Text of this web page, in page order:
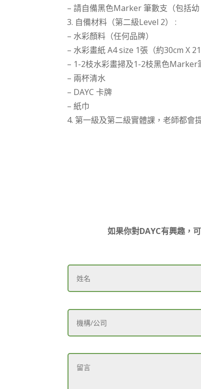
– 請自備黑色Marker 筆數支（包括
3. 自備材料（第二級Level 2） :
– 水彩顏料（任何品牌）
– 水彩畫紙 A4 size 1張（約30cm X
– 1-2枝水彩畫掃及1-2枝黑色Marker
– 兩杯清水
– DAYC 卡牌
– 紙巾
4. 第一級及第二級實體課，老師都會
如果你對DAYC有興趣，